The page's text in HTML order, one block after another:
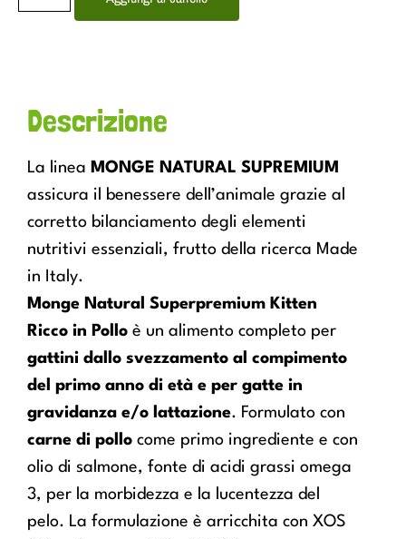
Descrizione
La linea MONGE NATURAL SUPREMIUM
assicura il benessere dell’animale grazie al
corretto bilanciamento degli elementi
nutritivi essenziali, frutto della ricerca Made
in Italy.
Monge Natural Superpremium Kitten
Ricco in Pollo è un alimento completo per
gattini dallo svezzamento al compimento
del primo anno di età e per gatte in
gravidanza e/o lattazione. Formulato con
carne di pollo come primo ingrediente e con
olio di salmone, fonte di acidi grassi omega
3, per la morbidezza e la lucentezza del
pelo. La formulazione è arricchita con XOS